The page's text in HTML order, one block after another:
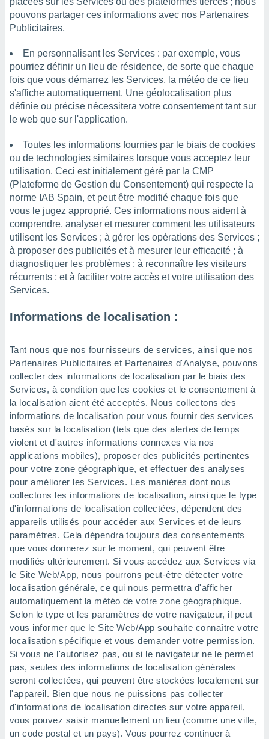
le
des
ou
des
sur
limitées
la
créer
pour
des
profils
des
des
des
les
le
de
et
les
utiliser
le
de
par
des
et du
pouvons partager ces informations avec nos Partenaires
Publicitaires.
En personnalisant les Services : par exemple, vous
pourriez définir un lieu de résidence, de sorte que chaque
fois que vous démarrez les Services, la météo de ce lieu
s'affiche automatiquement. Une géolocalisation plus
définie ou précise nécessitera votre consentement tant sur
le web que sur l'application.
Toutes les informations fournies par le biais de cookies
ou de technologies similaires lorsque vous acceptez leur
utilisation. Ceci est initialement géré par la CMP
(Plateforme de Gestion du Consentement) qui respecte la
norme IAB Spain, et peut être modifié chaque fois que
vous le jugez approprié. Ces informations nous aident à
comprendre, analyser et mesurer comment les utilisateurs
utilisent les Services ; à gérer les opérations des Services ;
à proposer des publicités et à mesurer leur efficacité ; à
diagnostiquer les problèmes ; à reconnaître les visiteurs
récurrents ; et à faciliter votre accès et votre utilisation des
Services.
Informations de localisation :
Tant nous que nos fournisseurs de services, ainsi que nos
Partenaires Publicitaires et Partenaires d'Analyse, pouvons
collecter des informations de localisation par le biais des
Services, à condition que les cookies et le consentement à
la localisation aient été acceptés. Nous collectons des
informations de localisation pour vous fournir des services
basés sur la localisation (tels que des alertes de temps
violent et d'autres informations connexes via nos
applications mobiles), proposer des publicités pertinentes
pour votre zone géographique, et effectuer des analyses
pour améliorer les Services. Les manières dont nous
collectons les informations de localisation, ainsi que le type
d'informations de localisation collectées, dépendent des
appareils utilisés pour accéder aux Services et de leurs
paramètres. Cela dépendra toujours des consentements
que vous donnerez sur le moment, qui peuvent être
modifiés ultérieurement. Si vous accédez aux Services via
le Site Web/App, nous pourrons peut-être détecter votre
localisation générale, ce qui nous permettra d'afficher
automatiquement la météo de votre zone géographique.
Selon le type et les paramètres de votre navigateur, il peut
vous informer que le Site Web/App souhaite connaître votre
localisation spécifique et vous demander votre permission.
Si vous ne l'autorisez pas, ou si le navigateur ne le permet
pas, seules des informations de localisation générales
seront collectées, qui peuvent être stockées localement sur
l'appareil. Bien que nous ne puissions pas collecter
d'informations de localisation directes sur votre appareil,
vous pouvez saisir manuellement un lieu (comme une ville,
un code postal et un pays). Vous pourrez continuer à